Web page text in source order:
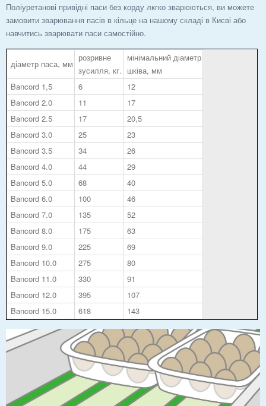
Поліуретанові привідні паси без корду лкгко зварюються, ви можете
замовити зварювання пасів в кільце на нашому складі в Києві або
навчитись зварювати паси самостійно.
діаметр паса, мм
розривне
зусилля, кг.
мінімальний діаметр
шківа, мм
Bancord 1,5
6
12
Bancord 2.0
11
17
Bancord 2.5
17
20,5
Bancord 3.0
25
23
Bancord 3.5
34
26
Bancord 4.0
44
29
Bancord 5.0
68
40
Bancord 6.0
100
46
Bancord 7.0
135
52
Bancord 8.0
175
63
Bancord 9.0
225
69
Bancord 10.0
275
80
Bancord 11.0
330
91
Bancord 12.0
395
107
Bancord 15.0
618 143